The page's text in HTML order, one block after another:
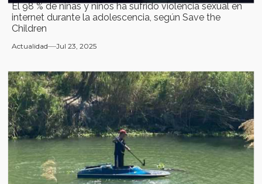
El 98 % de niñas y niños ha sufrido violencia sexual en
internet durante la adolescencia, según Save the
Children
Actualidad Jul 23, 2025